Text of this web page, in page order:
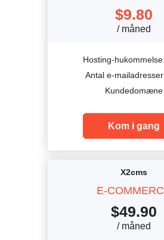
$9.80
/ måned
Hosting-hukommelse:
Antal e-
Kundedomæne
Kom i gang
X2cms
E-
$49.90
/ måned